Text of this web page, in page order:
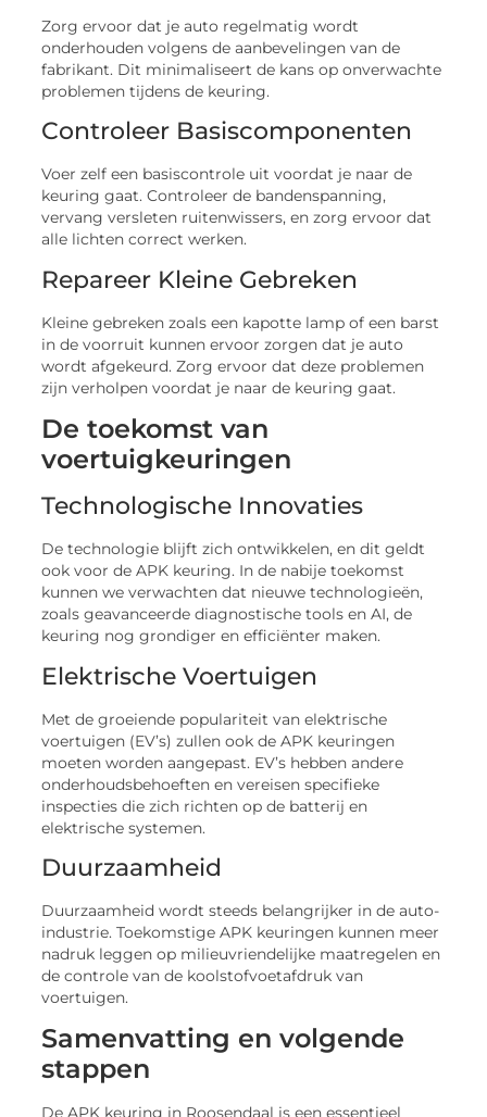
Zorg ervoor dat je auto regelmatig wordt
onderhouden volgens de aanbevelingen van de
fabrikant. Dit minimaliseert de kans op onverwachte
problemen tijdens de keuring.
Controleer Basiscomponenten
Voer zelf een basiscontrole uit voordat je naar de
keuring gaat. Controleer de bandenspanning,
vervang versleten ruitenwissers, en zorg ervoor dat
alle lichten correct werken.
Repareer Kleine Gebreken
Kleine gebreken zoals een kapotte lamp of een barst
in de voorruit kunnen ervoor zorgen dat je auto
wordt afgekeurd. Zorg ervoor dat deze problemen
zijn verholpen voordat je naar de keuring gaat.
De toekomst van
voertuigkeuringen
Technologische Innovaties
De technologie blijft zich ontwikkelen, en dit geldt
ook voor de APK keuring. In de nabije toekomst
kunnen we verwachten dat nieuwe technologieën,
zoals geavanceerde diagnostische tools en AI, de
keuring nog grondiger en efficiënter maken.
Elektrische Voertuigen
Met de groeiende populariteit van elektrische
voertuigen (EV’s) zullen ook de APK keuringen
moeten worden aangepast. EV’s hebben andere
onderhoudsbehoeften en vereisen specifieke
inspecties die zich richten op de batterij en
elektrische systemen.
Duurzaamheid
Duurzaamheid wordt steeds belangrijker in de auto-
industrie. Toekomstige APK keuringen kunnen meer
nadruk leggen op milieuvriendelijke maatregelen en
de controle van de koolstofvoetafdruk van
voertuigen.
Samenvatting en volgende
stappen
De APK keuring in Roosendaal is een essentieel